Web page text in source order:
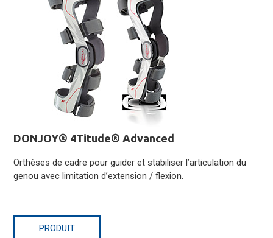
DONJOY® 4Titude® Advanced
Orthèses de cadre pour guider et stabiliser l’articulation du
genou avec limitation d’extension / flexion.
PRODUIT